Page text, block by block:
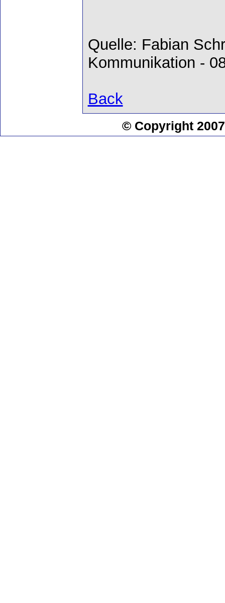
Quelle: Fabian
Kommunikation -
Back
© Copyright